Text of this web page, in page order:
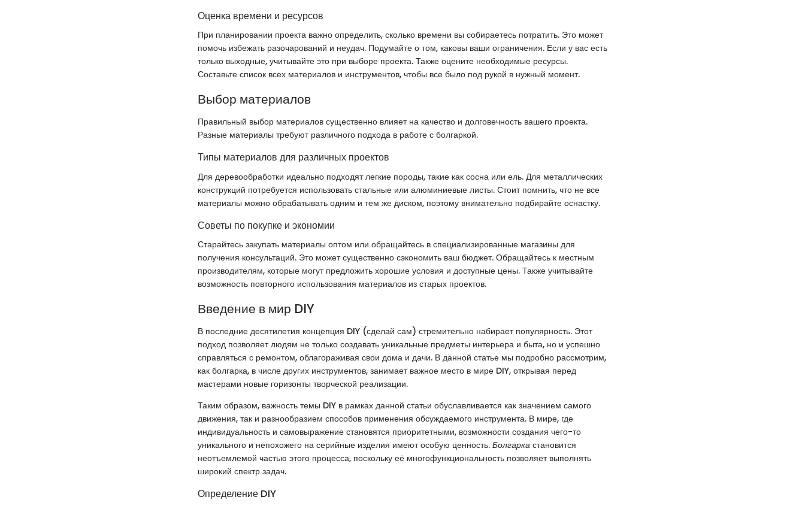
Оценка времени и ресурсов
При планировании проекта важно определить, сколько времени вы собираетесь потратить. Это может
помочь избежать разочарований и неудач. Подумайте о том, каковы ваши ограничения. Если у вас есть
только выходные, учитывайте это при выборе проекта. Также оцените необходимые ресурсы.
Составьте список всех материалов и инструментов, чтобы все было под рукой в нужный момент.
Выбор материалов
Правильный выбор материалов существенно влияет на качество и долговечность вашего проекта.
Разные материалы требуют различного подхода в работе с болгаркой.
Типы материалов для различных проектов
Для деревообработки идеально подходят легкие породы, такие как сосна или ель. Для металлических
конструкций потребуется использовать стальные или алюминиевые листы. Стоит помнить, что не все
материалы можно обрабатывать одним и тем же диском, поэтому внимательно подбирайте оснастку.
Советы по покупке и экономии
Старайтесь закупать материалы оптом или обращайтесь в специализированные магазины для
получения консультаций. Это может существенно сэкономить ваш бюджет. Обращайтесь к местным
производителям, которые могут предложить хорошие условия и доступные цены. Также учитывайте
возможность повторного использования материалов из старых проектов.
Введение в мир DIY
В последние десятилетия концепция DIY (сделай сам) стремительно набирает популярность. Этот
подход позволяет людям не только создавать уникальные предметы интерьера и быта, но и успешно
справляться с ремонтом, облагораживая свои дома и дачи. В данной статье мы подробно рассмотрим,
как болгарка, в числе других инструментов, занимает важное место в мире DIY, открывая перед
мастерами новые горизонты творческой реализации.
Таким образом, важность темы DIY в рамках данной статьи обуславливается как значением самого
движения, так и разнообразием способов применения обсуждаемого инструмента. В мире, где
индивидуальность и самовыражение становятся приоритетными, возможности создания чего-то
уникального и непохожего на серийные изделия имеют особую ценность. Болгарка становится
неотъемлемой частью этого процесса, поскольку её многофункциональность позволяет выполнять
широкий спектр задач.
Определение DIY